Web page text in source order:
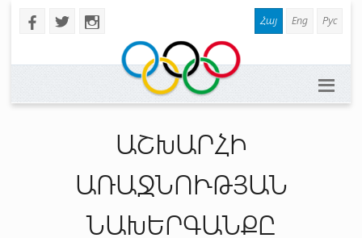
b a x Հայ Eng Рус
ԱՇԽԱՐՀԻ
ԱՌԱՋՆՈՒԹՅԱՆ
ՆԱԽԵՐԳԱՆՔԸ